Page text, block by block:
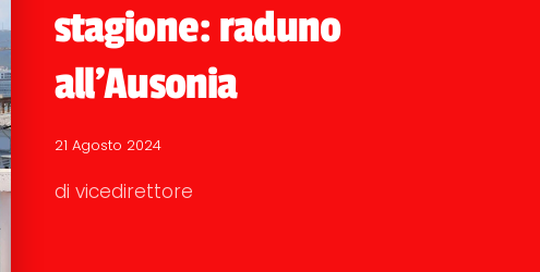
stagione: raduno
all'Ausonia
21 Agosto 2024
di vicedirettore